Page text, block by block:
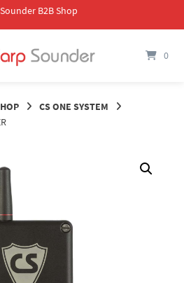
B2B Shop
0
CS ONE SYSTEM